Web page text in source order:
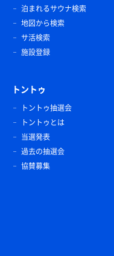
泊まれるサウナ検索
地図から検索
サ活検索
施設登録
トントゥ
トントゥ抽選会
トントゥとは
当選発表
過去の抽選会
協賛募集